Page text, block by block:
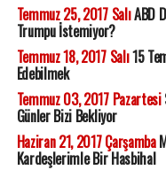
Temmuz 25, 2017 SalıABD
Trumpu İstemiyor?
Temmuz 18, 2017 Salı15
Edebilmek
Temmuz 03, 2017 Pazartesi
Günler Bizi Bekliyor
Haziran 21, 2017 Çarşamba
Kardeşlerimle Bir Hasbihal